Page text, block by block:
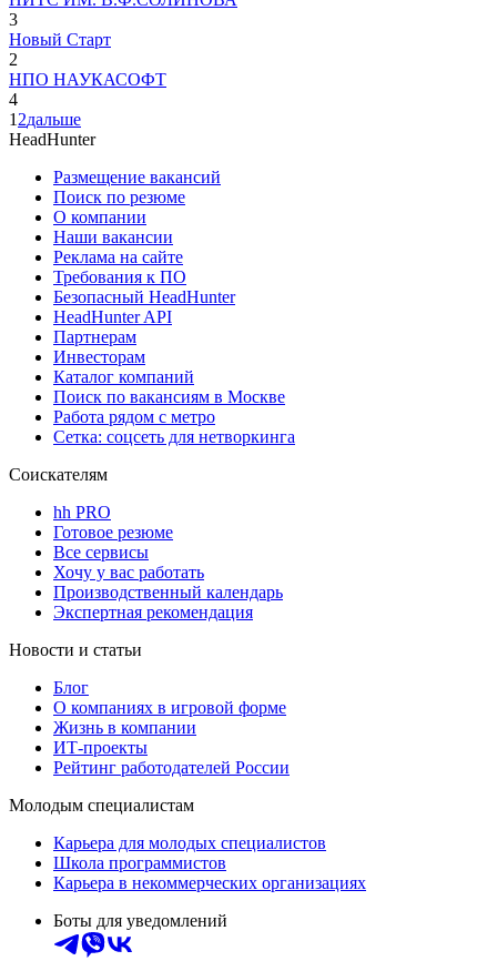
3
Новый Старт
2
НПО НАУКАСОФТ
4
1 2дальше
HeadHunter
Размещение вакансий
Поиск по резюме
О компании
Наши вакансии
Реклама на сайте
Требования к ПО
Безопасный HeadHunter
HeadHunter API
Партнерам
Инвесторам
Каталог компаний
Поиск по вакансиям в Москве
Работа рядом с метро
Сетка: соцсеть для нетворкинга
Соискателям
hh PRO
Готовое резюме
Все сервисы
Хочу у вас работать
Производственный календарь
Экспертная рекомендация
Новости и статьи
Блог
О компаниях в игровой форме
Жизнь в компании
ИТ-проекты
Рейтинг работодателей России
Молодым специалистам
Карьера для молодых специалистов
Школа программистов
Карьера в некоммерческих организациях
Боты для уведомлений